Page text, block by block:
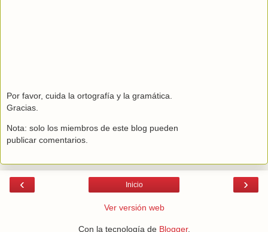
Por favor, cuida la ortografía y la gramática.
Gracias.
Nota: solo los miembros de este blog pueden
publicar comentarios.
‹ ›
Inicio
Ver versión web
Con la tecnología de Blogger.